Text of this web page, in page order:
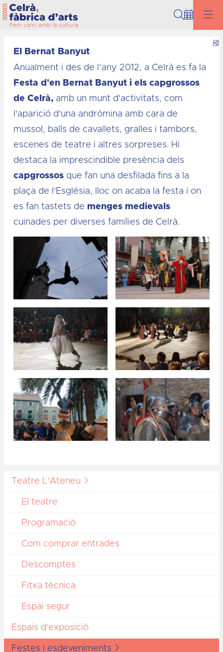
El Bernat Banyut
Anualment i des de l’any 2012, a Celrà es fa la
Festa d'en Bernat Banyut i els capgrossos
de Celrà, amb un munt d'activitats, com
l'aparició d'una andròmina amb cara de
mussol, balls de cavallets, gralles i tambors,
escenes de teatre i altres sorpreses. Hi
destaca la imprescindible presència dels
capgrossos que fan una desfilada fins a la
plaça de l'Església, lloc on acaba la festa i on
es fan tastets de menges medievals
cuinades per diverses famílies de Celrà.
Teatre L’Ateneu
El teatre
Programació
Com comprar entrades
Descomptes
Fitxa tècnica
Espai segur
Espais d'exposició
Festes i esdeveniments